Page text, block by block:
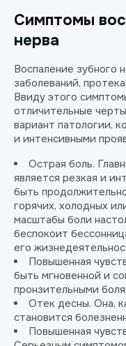
Симптомы
нерва
Воспаление зубного
заболеваний,
Ввиду этого
отличительные
вариант патологии,
и интенсивными
Острая боль.
является резкая и
быть
горячих, холодных
масштабы боли
беспокоит
его
Повышенная
быть мгновенной и
пронзительными
Отек десны. Она,
становится
Повышенная